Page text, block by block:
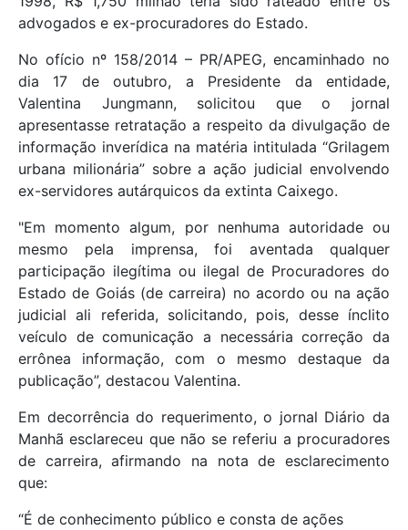
advogados e ex-procuradores do Estado.
No ofício nº 158/2014 – PR/APEG, encaminhado no
dia 17 de outubro, a Presidente da entidade,
Valentina Jungmann, solicitou que o jornal
apresentasse retratação a respeito da divulgação de
informação inverídica na matéria intitulada “Grilagem
urbana milionária” sobre a ação judicial envolvendo
ex-servidores autárquicos da extinta Caixego.
"Em momento algum, por nenhuma autoridade ou
mesmo pela imprensa, foi aventada qualquer
participação ilegítima ou ilegal de Procuradores do
Estado de Goiás (de carreira) no acordo ou na ação
judicial ali referida, solicitando, pois, desse ínclito
veículo de comunicação a necessária correção da
errônea informação, com o mesmo destaque da
publicação”, destacou Valentina.
Em decorrência do requerimento, o jornal Diário da
Manhã esclareceu que não se referiu a procuradores
de carreira, afirmando na nota de esclarecimento
que:
“É de conhecimento público e consta de ações